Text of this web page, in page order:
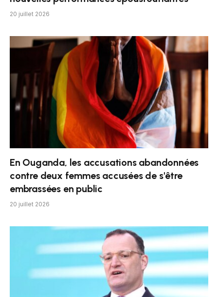
20 juillet 2026
En Ouganda, les accusations abandonnées
contre deux femmes accusées de s'être
embrassées en public
20 juillet 2026